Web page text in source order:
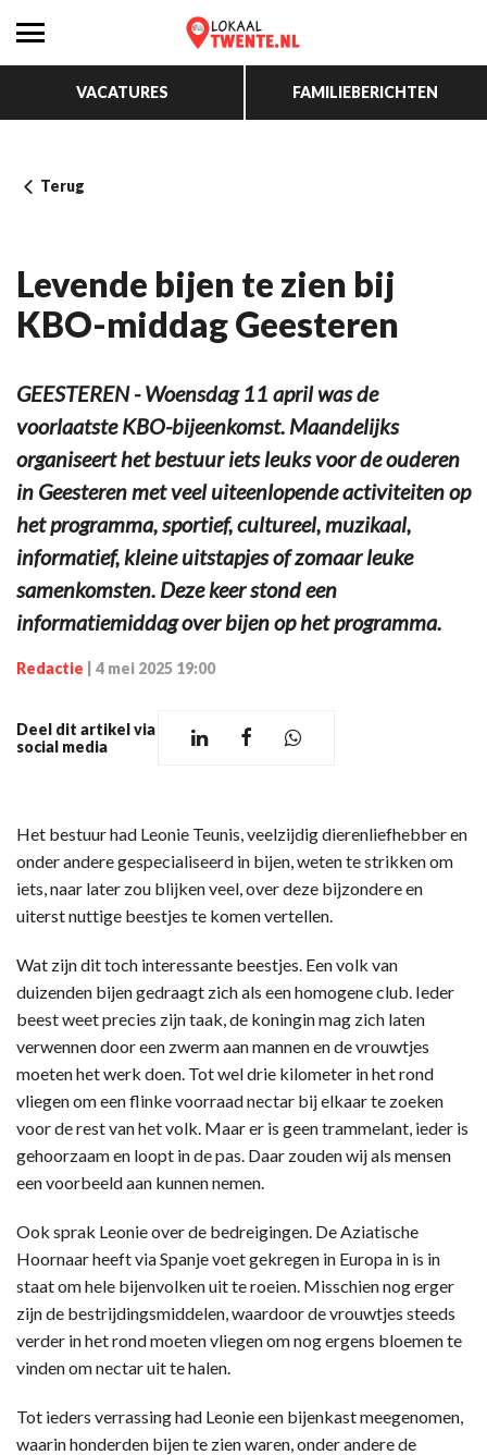
VACATURES FAMILIEBERICHTEN
Terug
Levende bijen te zien bij
KBO-middag Geesteren
GEESTEREN - Woensdag 11 april was de
voorlaatste KBO-bijeenkomst. Maandelijks
organiseert het bestuur iets leuks voor de ouderen
in Geesteren met veel uiteenlopende activiteiten op
het programma, sportief, cultureel, muzikaal,
informatief, kleine uitstapjes of zomaar leuke
samenkomsten. Deze keer stond een
informatiemiddag over bijen op het programma.
Redactie 4 mei 2025 19:00
Deel dit artikel via
social media
Het bestuur had Leonie Teunis, veelzijdig dierenliefhebber en
onder andere gespecialiseerd in bijen, weten te strikken om
iets, naar later zou blijken veel, over deze bijzondere en
uiterst nuttige beestjes te komen vertellen.
Wat zijn dit toch interessante beestjes. Een volk van
duizenden bijen gedraagt zich als een homogene club. Ieder
beest weet precies zijn taak, de koningin mag zich laten
verwennen door een zwerm aan mannen en de vrouwtjes
moeten het werk doen. Tot wel drie kilometer in het rond
vliegen om een flinke voorraad nectar bij elkaar te zoeken
voor de rest van het volk. Maar er is geen trammelant, ieder is
gehoorzaam en loopt in de pas. Daar zouden wij als mensen
een voorbeeld aan kunnen nemen.
Ook sprak Leonie over de bedreigingen. De Aziatische
Hoornaar heeft via Spanje voet gekregen in Europa in is in
staat om hele bijenvolken uit te roeien. Misschien nog erger
zijn de bestrijdingsmiddelen, waardoor de vrouwtjes steeds
verder in het rond moeten vliegen om nog ergens bloemen te
vinden om nectar uit te halen.
Tot ieders verrassing had Leonie een bijenkast meegenomen,
waarin honderden bijen te zien waren, onder andere de